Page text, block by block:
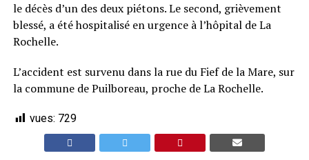
le décès d’un des deux piétons. Le second, grièvement
blessé, a été hospitalisé en urgence à l’hôpital de La
Rochelle.
L’accident est survenu dans la rue du Fief de la Mare, sur
la commune de Puilboreau, proche de La Rochelle.
vues: 729